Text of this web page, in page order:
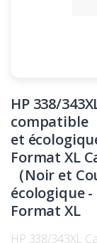
HP 338/
compatible
et
Format XL
（Noir et
écologique
Format XL
HP 338/343XL